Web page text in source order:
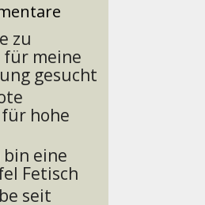
zu
meine
gesucht
hohe
bin eine
Fetisch
seit